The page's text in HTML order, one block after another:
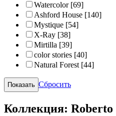
Watercolor [69]
Ashford House [140]
Mystique [54]
X-Ray [38]
Mirtilla [39]
color stories [40]
Natural Forest [44]
Сбросить
Коллекция: